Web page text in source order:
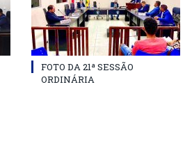
FOTO DA 21ª SESSÃO
ORDINÁRIA